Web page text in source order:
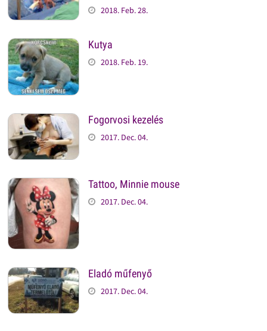
2018. Feb. 28.
Kutya
2018. Feb. 19.
Fogorvosi kezelés
2017. Dec. 04.
Tattoo, Minnie mouse
2017. Dec. 04.
Eladó műfenyő
2017. Dec. 04.